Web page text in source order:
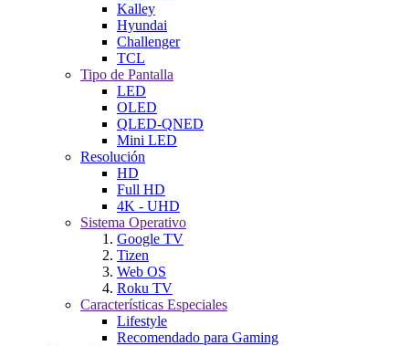
Kalley
Hyundai
Challenger
TCL
Tipo de Pantalla
LED
OLED
QLED-QNED
Mini LED
Resolución
HD
Full HD
4K - UHD
Sistema Operativo
Google TV
Tizen
Web OS
Roku TV
Características Especiales
Lifestyle
Recomendado para Gaming